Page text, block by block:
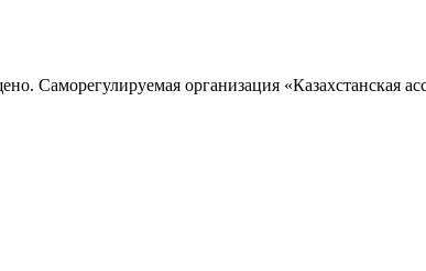
Саморегулируемая организация «Казахстанская